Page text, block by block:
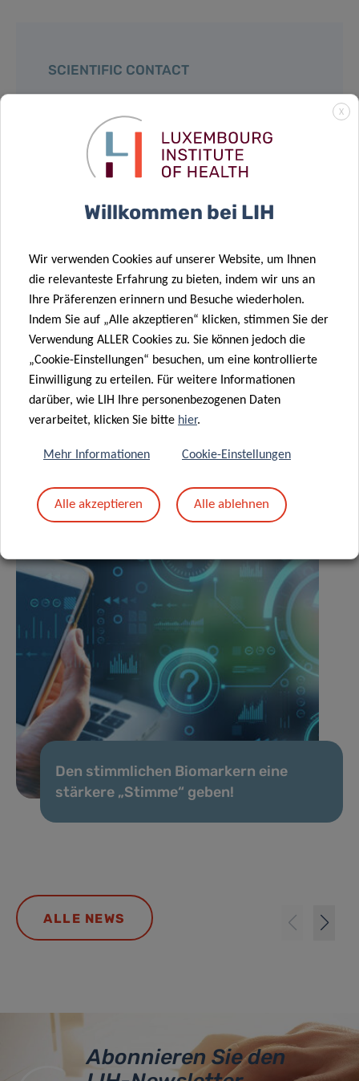
SCIENTIFIC CONTACT
JASMIN
SCHULZ
Strategic Program Lead
Contact
Ähnliche News
Den stimmlichen Biomarkern eine
stärkere „Stimme“ geben!
ALLE NEWS
Abonnieren Sie den
X
Willkommen bei LIH
Wir verwenden Cookies auf unserer Website, um Ihnen
die relevanteste Erfahrung zu bieten, indem wir uns an
Ihre Präferenzen erinnern und Besuche wiederholen.
Indem Sie auf „Alle akzeptieren“ klicken, stimmen Sie der
Verwendung ALLER Cookies zu. Sie können jedoch die
„Cookie-Einstellungen“ besuchen, um eine kontrollierte
Einwilligung zu erteilen. Für weitere Informationen
darüber, wie LIH Ihre personenbezogenen Daten
verarbeitet, klicken Sie bitte hier.
Mehr Informationen Cookie-Einstellungen
Alle akzeptieren Alle ablehnen